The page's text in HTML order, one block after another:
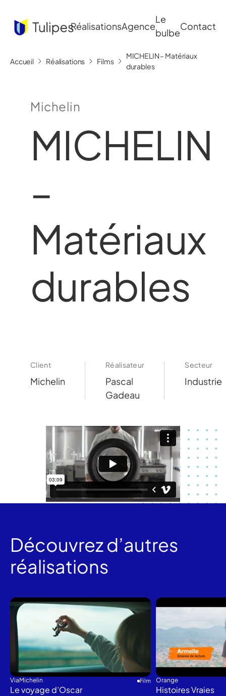
RéalisationsAgence
Le
bulbe
Contact
Accueil Réalisations Films
MICHELIN – Matériaux
durables
Michelin
MICHELIN
–
Matériaux
durables
Client
Michelin
Réalisateur
Pascal
Gadeau
Secteur
Industrie
Découvrez d’autres
réalisations
ViaMichelin Film
Le voyage d’Oscar
Orange
Histoires Vraies